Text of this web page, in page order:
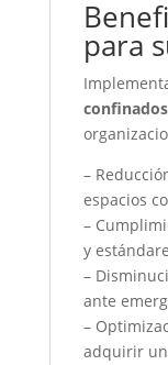
para
confinados
–
espacios
–
y
–
ante
–
adquirir